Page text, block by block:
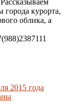
города курорта,
облика, а
2015 года